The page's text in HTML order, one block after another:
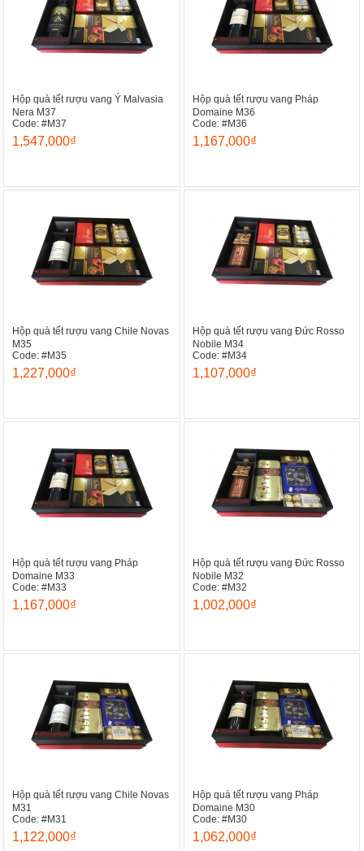
Hộp quà tết rượu vang Ý Malvasia
Nera M37
Code: #M37
1,547,000₫
Hộp quà tết rượu vang Pháp
Domaine M36
Code: #M36
1,167,000₫
Hộp quà tết rượu vang Chile Novas
M35
Code: #M35
1,227,000₫
Hộp quà tết rượu vang Đức Rosso
Nobile M34
Code: #M34
1,107,000₫
Hộp quà tết rượu vang Pháp
Domaine M33
Code: #M33
1,167,000₫
Hộp quà tết rượu vang Đức Rosso
Nobile M32
Code: #M32
1,002,000₫
Hộp quà tết rượu vang Chile Novas
M31
Code: #M31
1,122,000₫
Hộp quà tết rượu vang Pháp
Domaine M30
Code: #M30
1,062,000₫